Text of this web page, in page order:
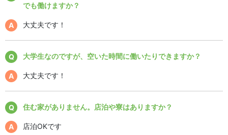
でも働けますか？
大丈夫です！
大学生なのですが、空いた時間に働いたりできますか？
大丈夫です！
住む家がありません。店泊や寮はありますか？
店泊OKです